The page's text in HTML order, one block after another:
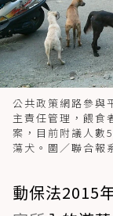
公共政策網路參與
主責任管理，餵食
案，目前附議人數
蕩犬。圖／聯合報
動保法2015